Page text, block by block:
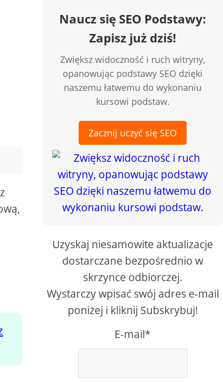
Naucz się SEO Podstawy:
Zapisz już dziś!
Zwiększ widoczność i ruch witryny,
opanowując podstawy SEO dzięki
naszemu łatwemu do wykonaniu
kursowi podstaw.
Zacznij uczyć się SEO
Uzyskaj niesamowite aktualizacje
dostarczane bezpośrednio w
skrzynce odbiorczej.
Wystarczy wpisać swój adres e-mail
poniżej i kliknij Subskrybuj!
E-mail*